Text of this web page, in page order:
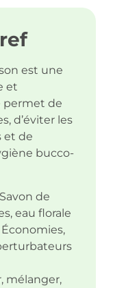
est une
et
permet de
d’éviter les
et de
bucco-
Savon de
eau florale
Économies,
mélanger,